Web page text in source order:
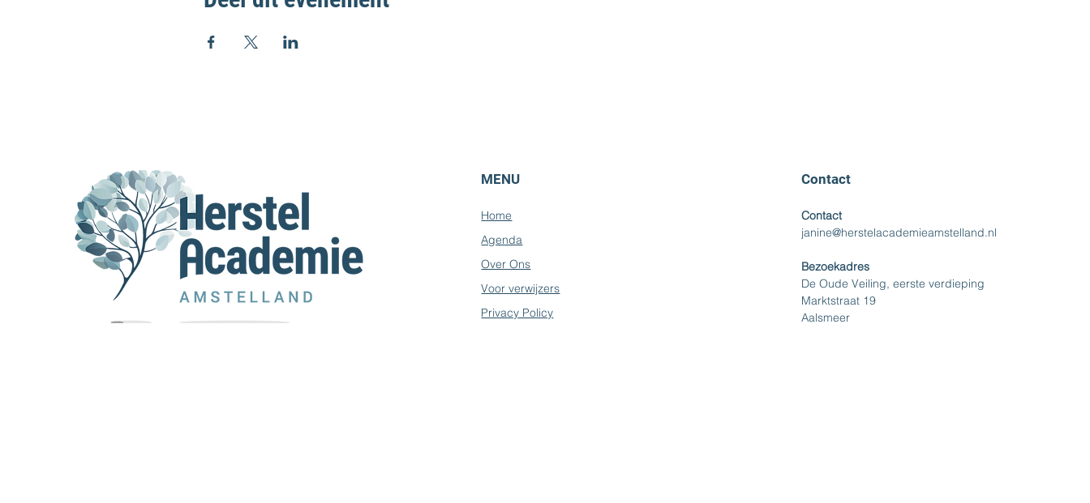
MENU
Home
Agenda
Over Ons
Voor verwijzers
Privacy Policy
Contact
Contact
janine@herstelacademieamstelland.nl
Bezoekadres
De Oude Veiling, eerste verdieping
Marktstraat 19
Aalsmeer